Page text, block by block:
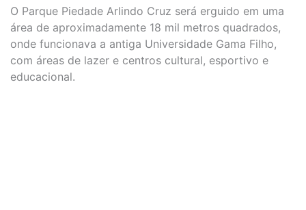
O Parque Piedade Arlindo Cruz será erguido em uma
área de aproximadamente 18 mil metros quadrados,
onde funcionava a antiga Universidade Gama Filho,
com áreas de lazer e centros cultural, esportivo e
educacional.